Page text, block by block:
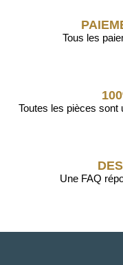
Tous les
Toutes les pièces sont
Une FAQ